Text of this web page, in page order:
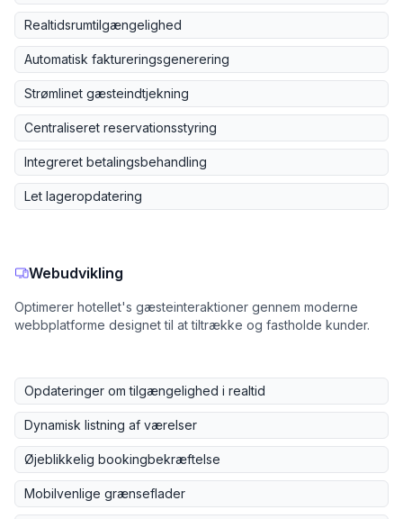
Realtidsrumtilgængelighed
Automatisk faktureringsgenerering
Strømlinet gæsteindtjekning
Centraliseret reservationsstyring
Integreret betalingsbehandling
Let lageropdatering
Webudvikling
Optimerer hotellet's gæsteinteraktioner gennem moderne
webbplatforme designet til at tiltrække og fastholde kunder.
Opdateringer om tilgængelighed i realtid
Dynamisk listning af værelser
Øjeblikkelig bookingbekræftelse
Mobilvenlige grænseflader